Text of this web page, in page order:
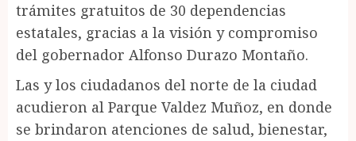
trámites gratuitos de 30 dependencias
estatales, gracias a la visión y compromiso
del gobernador Alfonso Durazo Montaño.
Las y los ciudadanos del norte de la ciudad
acudieron al Parque Valdez Muñoz, en donde
se brindaron atenciones de salud, bienestar,